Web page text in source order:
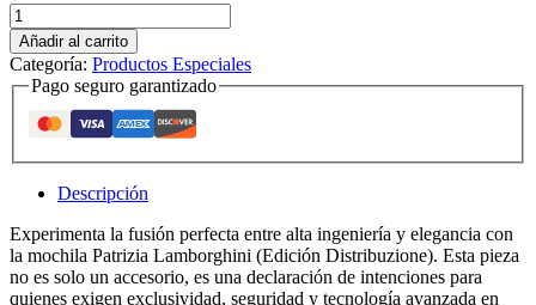
Mochila
Lamborghini
-
Edición
Exclusiva
cantidad
Añadir al carrito
Categoría: Productos Especiales
Pago seguro garantizado
Descripción
Experimenta la fusión perfecta entre alta ingeniería y elegancia con
la mochila Patrizia Lamborghini (Edición Distribuzione). Esta pieza
no es solo un accesorio, es una declaración de intenciones para
quienes exigen exclusividad, seguridad y tecnología avanzada en